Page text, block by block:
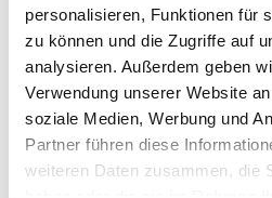
personalisieren, Funktionen für
zu können und die Zugriffe auf
analysieren. Außerdem geben
Verwendung unserer Website
soziale Medien, Werbung und
Partner führen diese
weiteren Daten zusammen, die
Sparvorteile
Mitglieder
DEHOGA -Mitglied können Sie
Partnern sparen! Welche Partner